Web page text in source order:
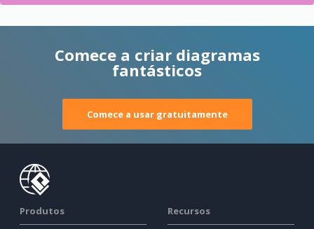
Comece a criar diagramas
fantásticos
Comece a usar gratuitamente
Produtos Recursos